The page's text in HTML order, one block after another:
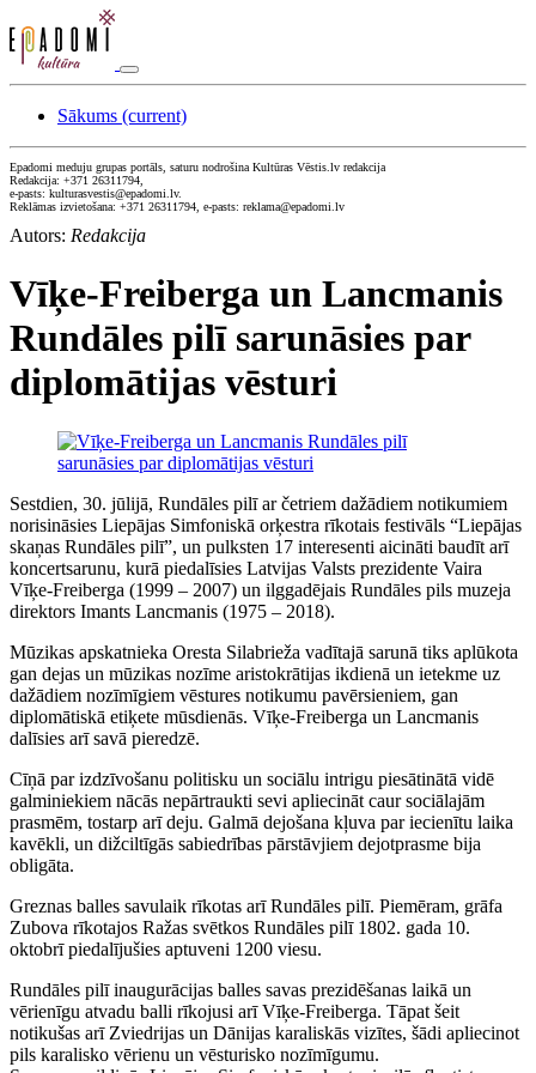
Sākums (current)
Epadomi meduju grupas portāls, saturu nodrošina Kultūras Vēstis.lv redakcija
Redakcija: +371 26311794,
e-pasts: kulturasvestis@epadomi.lv.
Reklāmas izvietošana: +371 26311794, e-pasts: reklama@epadomi.lv
Autors: Redakcija
Vīķe-Freiberga un Lancmanis
Rundāles pilī sarunāsies par
diplomātijas vēsturi
Sestdien, 30. jūlijā, Rundāles pilī ar četriem dažādiem notikumiem
norisināsies Liepājas Simfoniskā orķestra rīkotais festivāls “Liepājas
skaņas Rundāles pilī”, un pulksten 17 interesenti aicināti baudīt arī
koncertsarunu, kurā piedalīsies Latvijas Valsts prezidente Vaira
Vīķe-Freiberga (1999 – 2007) un ilggadējais Rundāles pils muzeja
direktors Imants Lancmanis (1975 – 2018).
Mūzikas apskatnieka Oresta Silabrieža vadītajā sarunā tiks aplūkota
gan dejas un mūzikas nozīme aristokrātijas ikdienā un ietekme uz
dažādiem nozīmīgiem vēstures notikumu pavērsieniem, gan
diplomātiskā etiķete mūsdienās. Vīķe-Freiberga un Lancmanis
dalīsies arī savā pieredzē.
Cīņā par izdzīvošanu politisku un sociālu intrigu piesātinātā vidē
galminiekiem nācās nepārtraukti sevi apliecināt caur sociālajām
prasmēm, tostarp arī deju. Galmā dejošana kļuva par iecienītu laika
kavēkli, un dižciltīgās sabiedrības pārstāvjiem dejotprasme bija
obligāta.
Greznas balles savulaik rīkotas arī Rundāles pilī. Piemēram, grāfa
Zubova rīkotajos Ražas svētkos Rundāles pilī 1802. gada 10.
oktobrī piedalījušies aptuveni 1200 viesu.
Rundāles pilī inaugurācijas balles savas prezidēšanas laikā un
vērienīgu atvadu balli rīkojusi arī Vīķe-Freiberga. Tāpat šeit
notikušas arī Zviedrijas un Dānijas karaliskās vizītes, šādi apliecinot
pils karalisko vērienu un vēsturisko nozīmīgumu.